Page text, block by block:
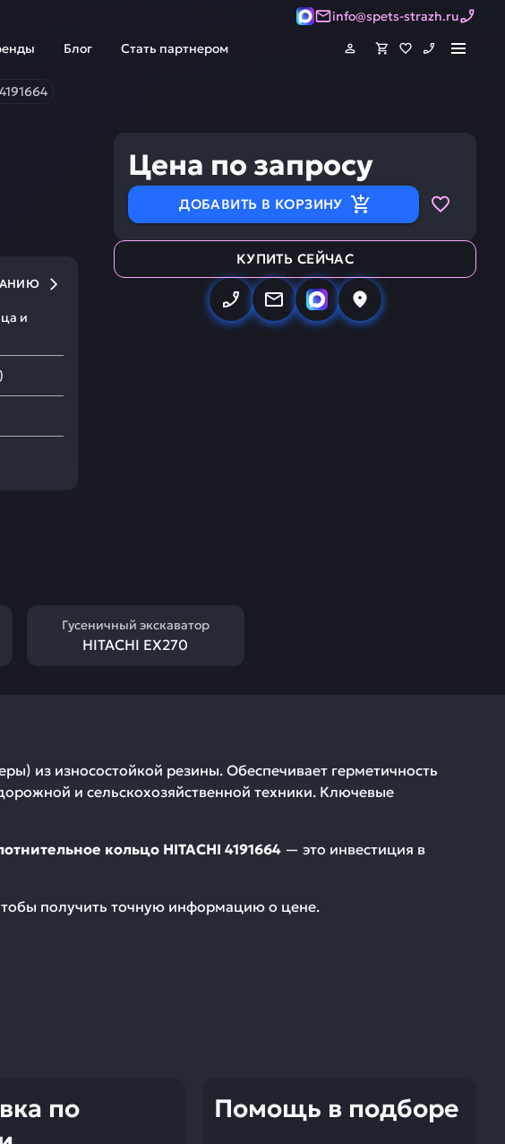
info@spets-strazh.ru
Блог Стать партнером
и
)
Цена по запросу
ДОБАВИТЬ В КОРЗИНУ
КУПИТЬ СЕЙЧАС
Гусеничный экскаватор
HITACHI EX270
из износостойкой резины. Обеспечивает герметичность
и сельскохозяйственной техники. Ключевые
кольцо HITACHI 4191664 — это инвестиция в
получить точную информацию о цене.
по
Помощь в подборе